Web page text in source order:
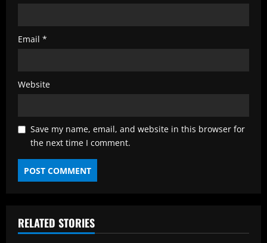
Email *
Website
Save my name, email, and website in this browser for
the next time I comment.
RELATED STORIES